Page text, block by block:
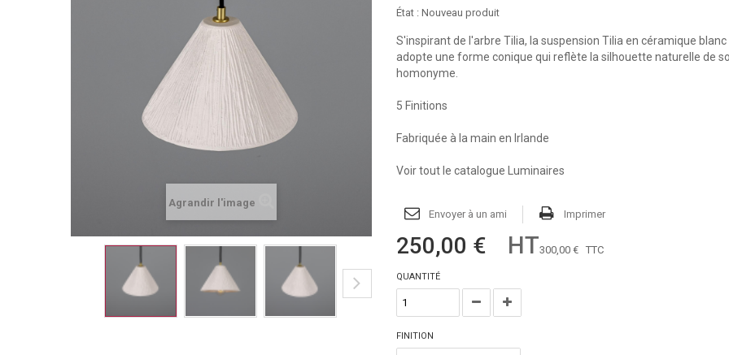
Agrandir l'image
État : Nouveau produit
S'inspirant de l'arbre Tilia, la suspension Tilia en céramique
adopte une forme conique qui reflète la silhouette naturelle de
homonyme.
5 Finitions
Fabriquée à la main en Irlande
Voir tout le catalogue Luminaires
Envoyer à un ami Imprimer
250,00 € HT300,00 €TTC
QUANTITÉ
FINITION